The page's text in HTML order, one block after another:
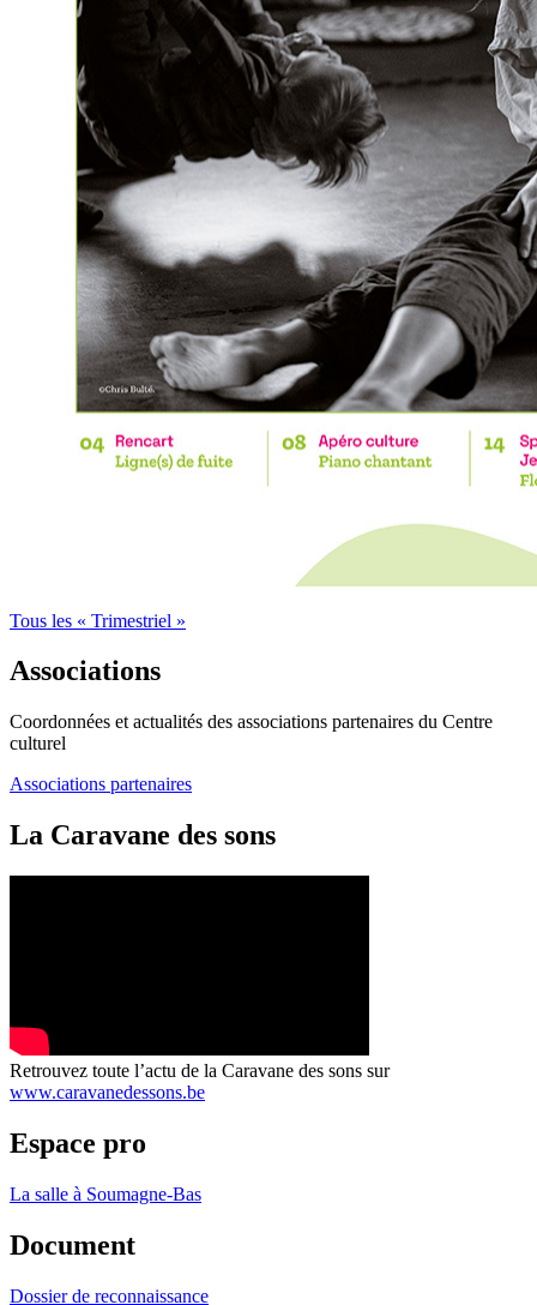
Tous les « Trimestriel »
Associations
Coordonnées et actualités des associations partenaires du Centre
culturel
Associations partenaires
La Caravane des sons
Retrouvez toute l’actu de la Caravane des sons sur
www.caravanedessons.be
Espace pro
La salle à Soumagne-Bas
Document
Dossier de reconnaissance